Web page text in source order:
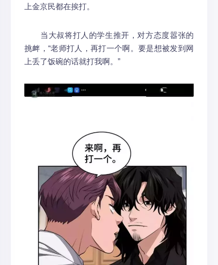
上金京民都在挨打。
当大叔将打人的学生推开，对方态度嚣张的
挑衅，“老师打人，再打一个啊。要是想被发到网
上丢了饭碗的话就打我啊。”